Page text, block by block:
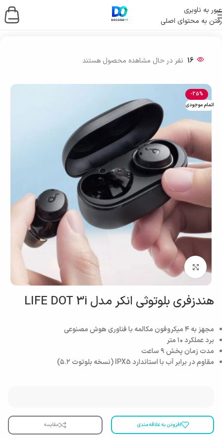
عبور به ناوبری
رفتن به محتوای اصلی
خانه/ لوازم جانبی موبایل
16 نفر در حال مشاهده محصول هستند
-25%
اتمام موجودی
بزرگنمایی تصویر
هندزفری بلوتوثی انکر مدل LIFE DOT 3i
مجهز به ۴ میکروفون مکالمه با فناوری هوش مصنوعی
برد عملکرد ۱۰ متر
مدت زمان پخش ۹ ساعت
مقاوم در برابر آب با استاندارد IPX5 (نسخه بلوتوث ۵.۲)
افزودن به علاقه مندی مقایسه